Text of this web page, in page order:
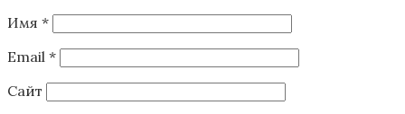
Имя *
Email *
Сайт